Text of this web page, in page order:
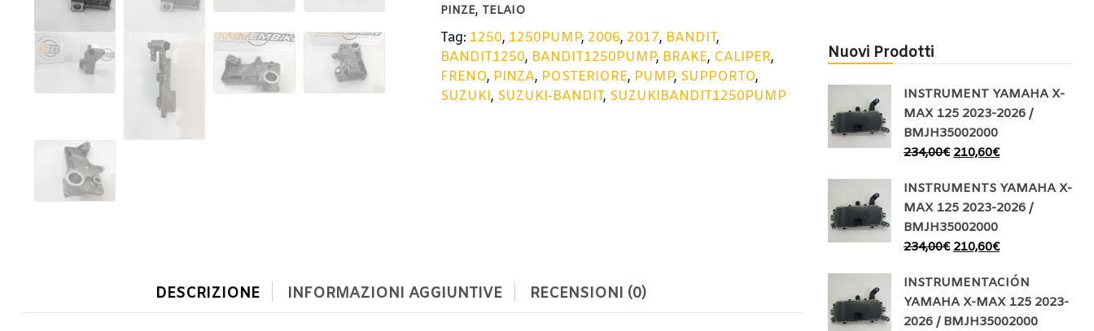
PINZE, TELAIO
Tag: 1250, 1250PUMP, 2006, 2017, BANDIT,
BANDIT1250, BANDIT1250PUMP, BRAKE, CALIPER,
FRENO, PINZA, POSTERIORE, PUMP, SUPPORTO,
SUZUKI, SUZUKI-BANDIT, SUZUKIBANDIT1250PUMP
DESCRIZIONE INFORMAZIONI AGGIUNTIVE RECENSIONI (0)
Nuovi Prodotti
INSTRUMENT YAMAHA X-
MAX 125 2023-2026 /
BMJH35002000
234,00€ 210,60€
INSTRUMENTS YAMAHA X-
MAX 125 2023-2026 /
BMJH35002000
234,00€ 210,60€
INSTRUMENTACIÓN
YAMAHA X-MAX 125 2023-
2026 / BMJH35002000